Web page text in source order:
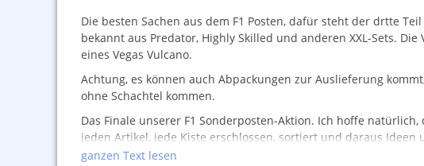
Die besten Sachen aus dem F1 Posten, dafür steht der drtte
bekannt aus Predator, Highly Skilled und anderen XXL-Sets. Die
eines Vegas Vulcano.
Achtung, es können auch Abpackungen zur Auslieferung
ohne Schachtel kommen.
Das Finale unserer F1 Sonderposten-Aktion. Ich hoffe
jeden Artikel, jede Kiste erschlossen, sortiert und daraus
Sommeraktion reicht, ist Teil des intensiven Aufwands, der
ganzen Text lesen